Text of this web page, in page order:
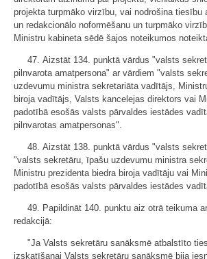
projekta turpmāko virzību, vai nodrošina tiesību
un redakcionālo noformēšanu un turpmāko
Ministru kabineta sēdē šajos noteikumos
47. Aizstāt 134. punktā vārdus "valsts
pilnvarota amatpersona" ar vārdiem "valsts
uzdevumu ministra sekretariāta vadītājs,
biroja vadītājs, Valsts kancelejas direktors vai
padotībā esošās valsts pārvaldes iestādes
pilnvarotas amatpersonas".
48. Aizstāt 138. punktā vārdus "valsts
"valsts sekretāru, īpašu uzdevumu ministra
Ministru prezidenta biedra biroja vadītāju vai
padotībā esošās valsts pārvaldes iestādes
49. Papildināt 140. punktu aiz otrā teikuma
redakcijā:
"Ja Valsts sekretāru sanāksmē atbalstīto
izskatīšanai Valsts sekretāru sanāksmē bija